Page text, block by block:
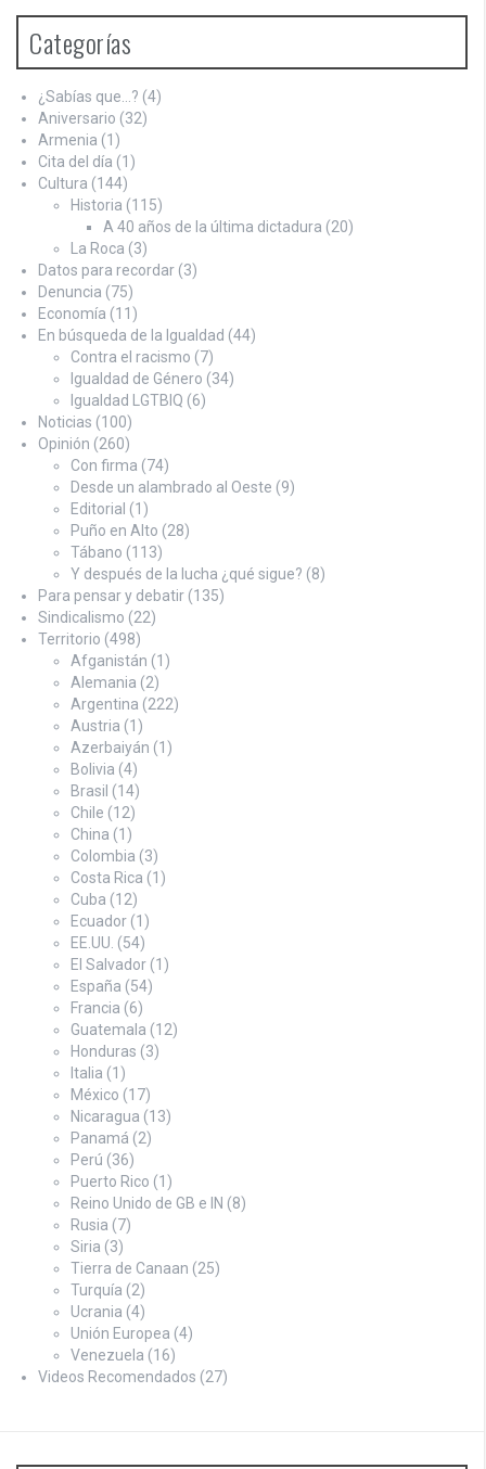
Categorías
¿Sabías que…? (4)
Aniversario (32)
Armenia (1)
Cita del día (1)
Cultura (144)
Historia (115)
A 40 años de la última dictadura (20)
La Roca (3)
Datos para recordar (3)
Denuncia (75)
Economía (11)
En búsqueda de la Igualdad (44)
Contra el racismo (7)
Igualdad de Género (34)
Igualdad LGTBIQ (6)
Noticias (100)
Opinión (260)
Con firma (74)
Desde un alambrado al Oeste (9)
Editorial (1)
Puño en Alto (28)
Tábano (113)
Y después de la lucha ¿qué sigue? (8)
Para pensar y debatir (135)
Sindicalismo (22)
Territorio (498)
Afganistán (1)
Alemania (2)
Argentina (222)
Austria (1)
Azerbaiyán (1)
Bolivia (4)
Brasil (14)
Chile (12)
China (1)
Colombia (3)
Costa Rica (1)
Cuba (12)
Ecuador (1)
EE.UU. (54)
El Salvador (1)
España (54)
Francia (6)
Guatemala (12)
Honduras (3)
Italia (1)
México (17)
Nicaragua (13)
Panamá (2)
Perú (36)
Puerto Rico (1)
Reino Unido de GB e IN (8)
Rusia (7)
Siria (3)
Tierra de Canaan (25)
Turquía (2)
Ucrania (4)
Unión Europea (4)
Venezuela (16)
Videos Recomendados (27)